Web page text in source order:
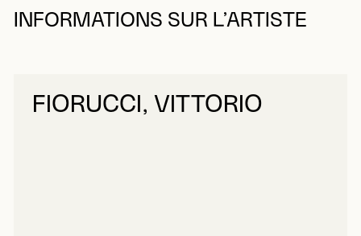
INFORMATIONS SUR L’ARTISTE
FIORUCCI, VITTORIO